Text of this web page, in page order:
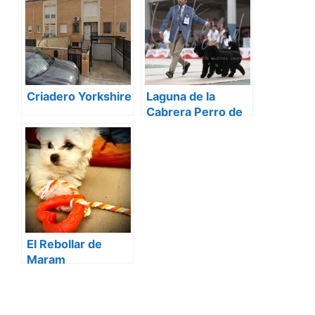
Criadero Yorkshire
Laguna de la
Cabrera Perro de
El Rebollar de
Maram